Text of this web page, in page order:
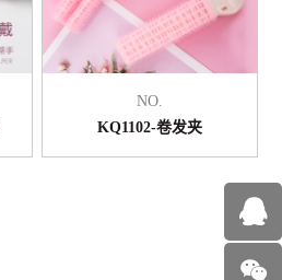
NO.
KQ1102-卷发夹